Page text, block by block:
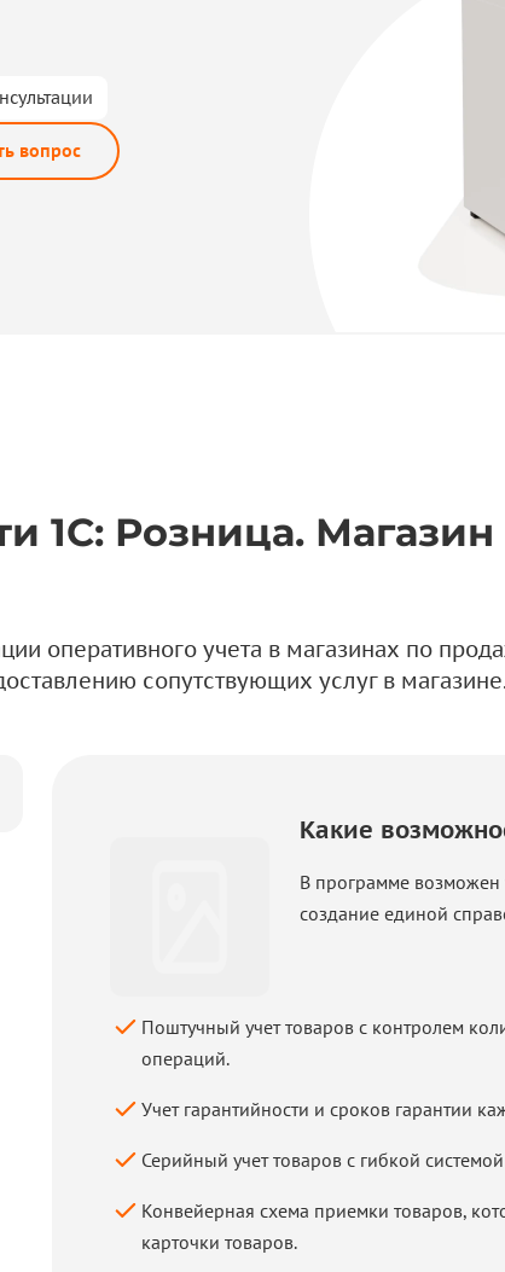
вопрос
1C: Розница.
оперативного учета в магазинах по
сопутствующих услуг в
Какие
В программе возможен
создание единой
Поштучный учет товаров с контролем
операций.
Учет гарантийности и сроков гарантии
Серийный учет товаров с гибкой
Конвейерная схема приемки товаров,
карточки товаров.